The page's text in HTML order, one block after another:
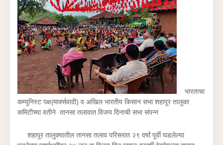
भारताचा
कम्युनिस्ट पक्ष(मार्क्सवादी) व अखिल भारतीय किसान सभा शहापूर तालुका
कमिटीच्या वतीने तानसा तलावात विजय दिनाची सभा संपन्न
शहापूर तालुक्यातील तानसा तलाव परिसरात २९ वर्षां पूर्वी घडलेल्या